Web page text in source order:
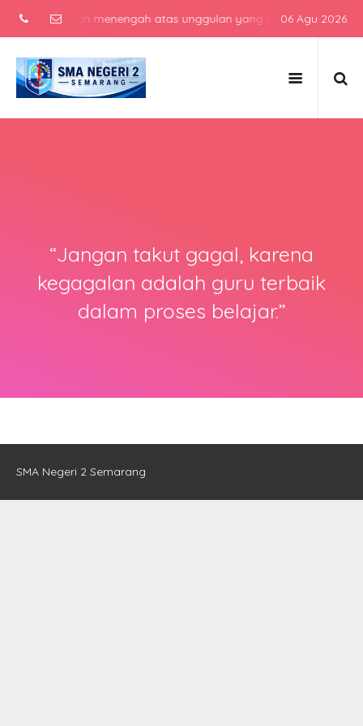
sekolah menengah atas unggulan yang menghasilkan
06 Agu 2026
“Jangan takut gagal, karena
kegagalan adalah guru terbaik
dalam proses belajar.”
SMA Negeri 2 Semarang